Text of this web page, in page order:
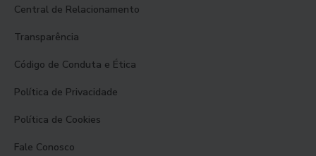
Central de Relacionamento
Transparência
Código de Conduta e Ética
Política de Privacidade
Política de Cookies
Fale Conosco